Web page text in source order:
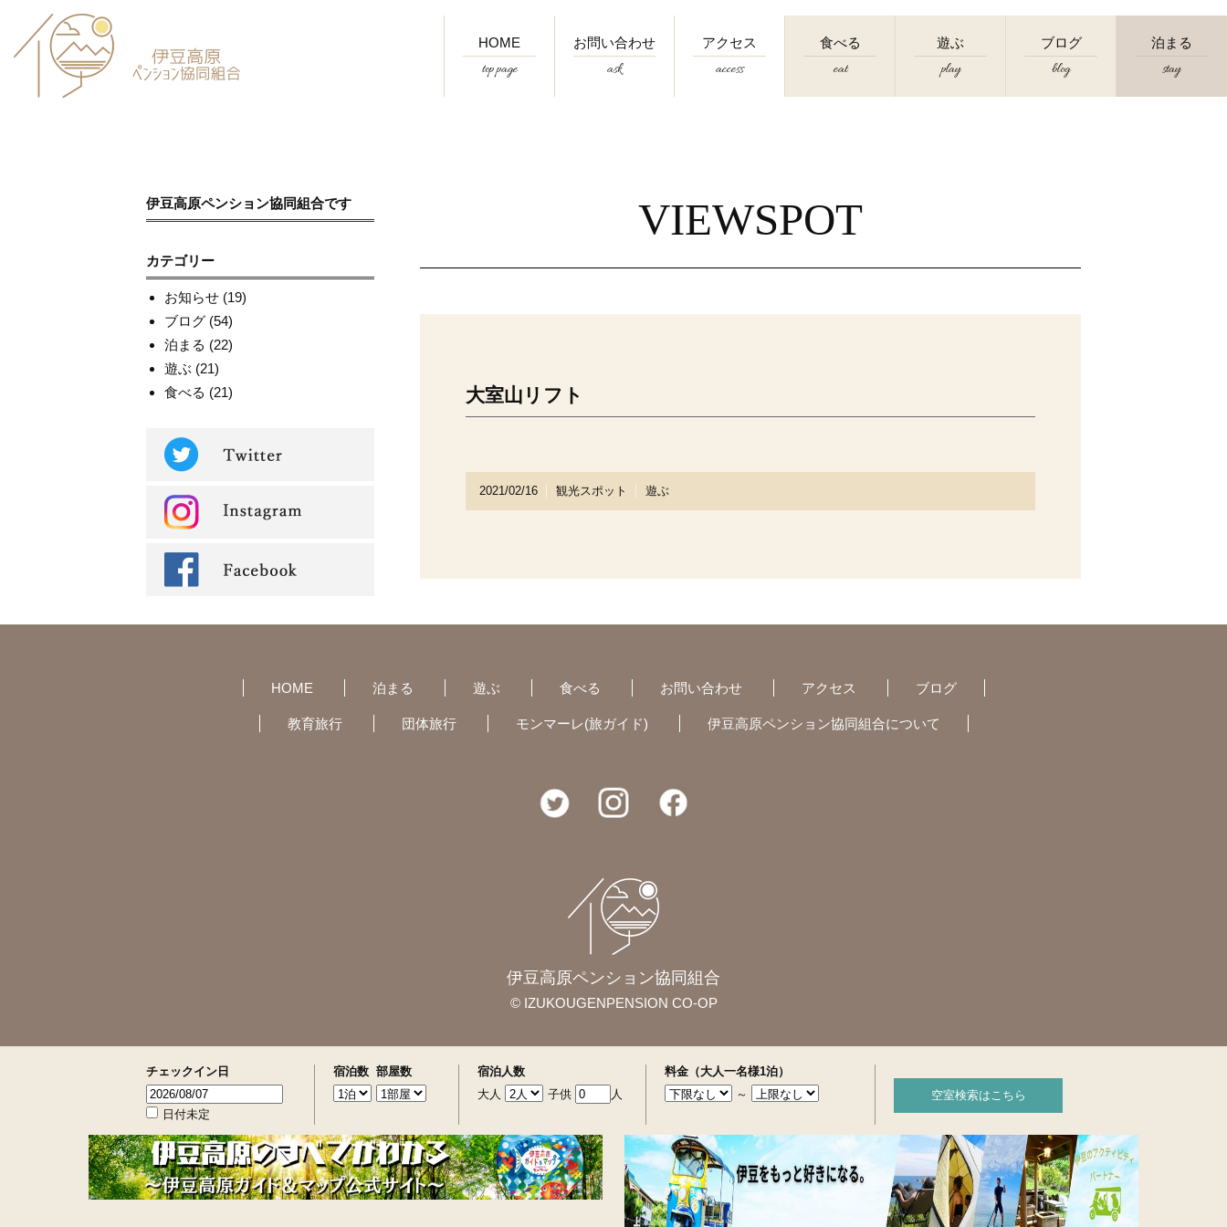
HOME
top page
お問い合わせ
ask
アクセス
access
食べる
eat
遊ぶ
play
ブログ
blog
泊まる
stay
VIEWSPOT
大室山リフト
2021/02/16 観光スポット 遊ぶ
伊豆高原ペンション協同組合です
カテゴリー
お知らせ (19)
ブログ (54)
泊まる (22)
遊ぶ (21)
食べる (21)
HOME 泊まる 遊ぶ 食べる お問い合わせ アクセス ブログ
教育旅行 団体旅行 モンマーレ(旅ガイド) 伊豆高原ペンション協同組合について
伊豆高原ペンション協同組合
© IZUKOUGENPENSION CO-OP
チェックイン日
日付未定
宿泊数 部屋数
宿泊人数
大人
子供 人
料金（大人一名様1泊）
～
空室検索はこちら